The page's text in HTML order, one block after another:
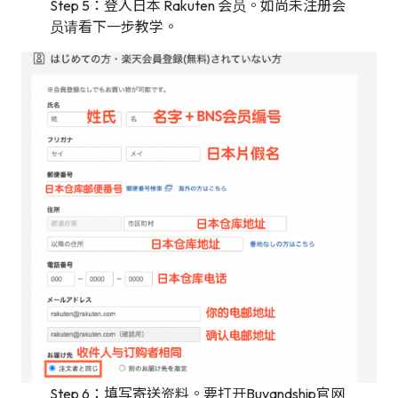
Step 5：登入日本 Rakuten 会员。如尚未注册会
员请看下一步教学。
Step 6：填写寄送资料。要打开Buyandship官网